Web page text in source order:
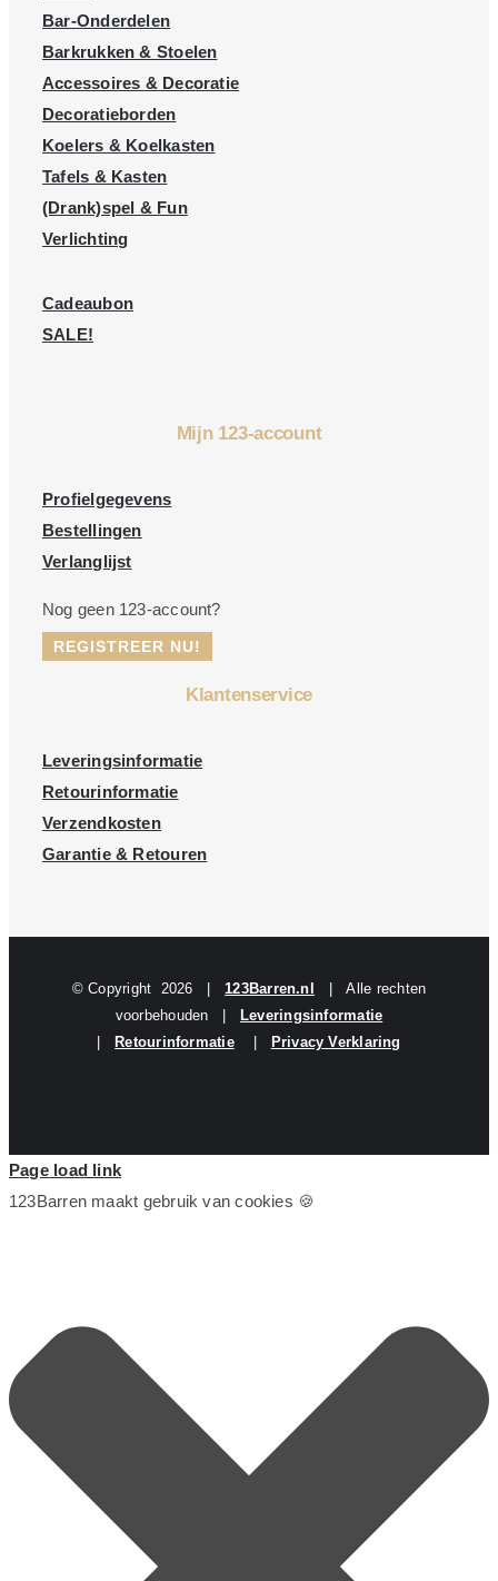
Bar-Onderdelen
Barkrukken & Stoelen
Accessoires & Decoratie
Decoratieborden
Koelers & Koelkasten
Tafels & Kasten
(Drank)spel & Fun
Verlichting
Cadeaubon
SALE!
Mijn 123-account
Profielgegevens
Bestellingen
Verlanglijst
Nog geen 123-account?
REGISTREER NU!
Klantenservice
Leveringsinformatie
Retourinformatie
Verzendkosten
Garantie & Retouren
© Copyright 2026 |123Barren.nl
| Alle rechten
voorbehouden |
Leveringsinformatie
Retourinformatie| Privacy Verklaring
Page load link
123Barren maakt gebruik van cookies 🍪